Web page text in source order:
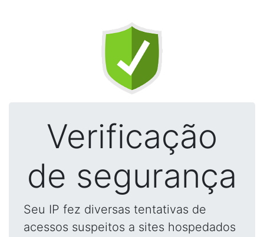
Verificação
de segurança
Seu IP fez diversas tentativas de
acessos suspeitos a sites hospedados